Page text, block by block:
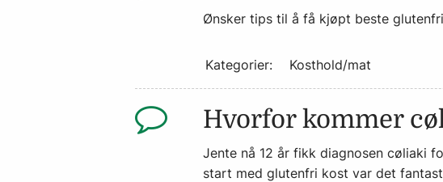
Ønsker tips til å få kjøpt beste
Kategorier: Kosthold/mat
Hvorfor kommer
Jente nå 12 år fikk diagnosen cøliaki
start med glutenfri kost var det